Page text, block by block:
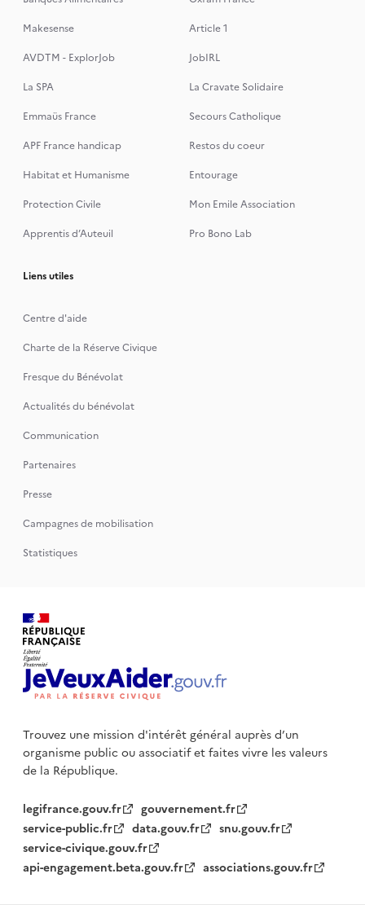
Makesense
Article 1
AVDTM - ExplorJob
JobIRL
La SPA
La Cravate Solidaire
Emmaüs France
Secours Catholique
APF France handicap
Restos du coeur
Habitat et Humanisme
Entourage
Protection Civile
Mon Emile Association
Apprentis d’Auteuil
Pro Bono Lab
Liens utiles
Centre d'aide
Charte de la Réserve Civique
Fresque du Bénévolat
Actualités du bénévolat
Communication
Partenaires
Presse
Campagnes de mobilisation
Statistiques
Trouvez une mission d'intérêt général auprès d’un
organisme publicou associatif et faites vivre les valeurs
de la République.
legifrance.gouv.fr
gouvernement.fr
service-public.fr
data.gouv.fr
snu.gouv.fr
service-civique.gouv.fr
api-engagement.beta.gouv.fr
associations.gouv.fr